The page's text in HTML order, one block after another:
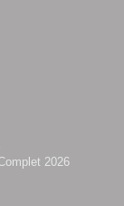
2026